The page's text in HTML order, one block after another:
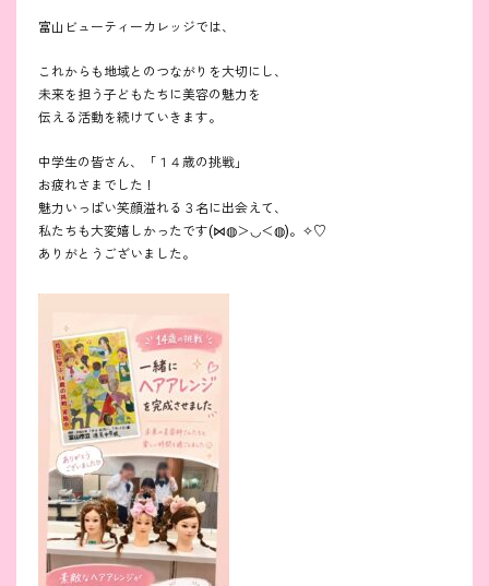
富山ビューティーカレッジでは、
これからも地域とのつながりを大切にし、
未来を担う子どもたちに美容の魅力を
伝える活動を続けていきます。
中学生の皆さん、「１４歳の挑戦」
お疲れさまでした！
魅力いっぱい笑顔溢れる３名に出会えて、
私たちも大変嬉しかったです(⋈◍＞◡＜◍)。✧♡
ありがとうございました。